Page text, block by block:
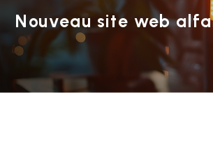
Nouveau site web